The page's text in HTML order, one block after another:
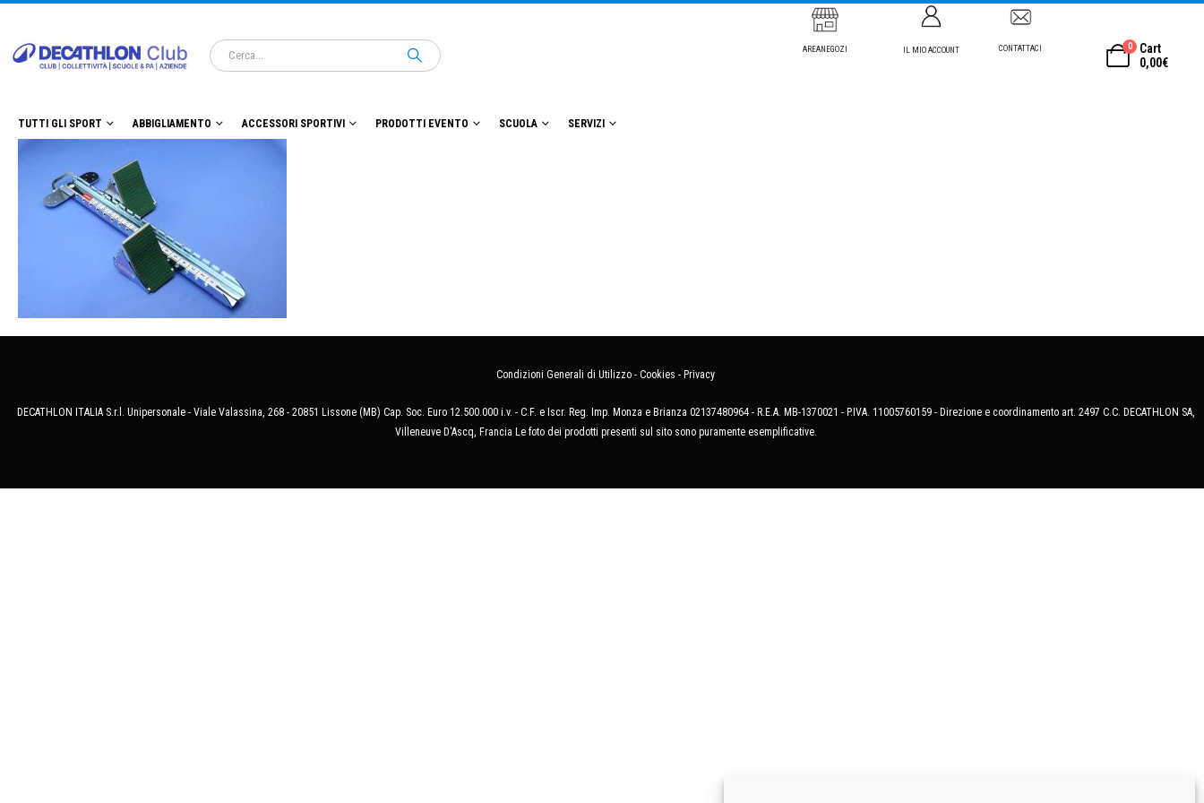
AREANEGOZI IL MIO ACCOUNT CONTATTACI 0
Cart
0,00€
TUTTI GLI SPORT ABBIGLIAMENTO ACCESSORI SPORTIVI PRODOTTI EVENTO SCUOLA SERVIZI
Condizioni Generali di Utilizzo - Cookies - Privacy
DECATHLON ITALIA S.r.l. Unipersonale - Viale Valassina, 268 - 20851 Lissone (MB) Cap. Soc. Euro 12.500.000 i.v. - C.F. e Iscr. Reg. Imp. Monza e Brianza 02137480964 - R.E.A. MB-1370021 - P.IVA. 11005760159 - Direzione e coordinamento art. 2497 C.C. DECATHLON SA,
Villeneuve D'Ascq, Francia Le foto dei prodotti presenti sul sito sono puramente esemplificative.